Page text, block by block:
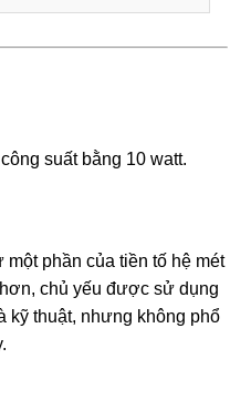
suất bằng 10 watt.
phần của tiền tố hệ mét
chủ yếu được sử dụng
kỹ thuật, nhưng không phổ